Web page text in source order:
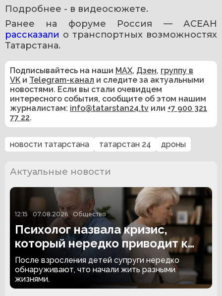
Подробнее - в видеосюжете.
рассказали о транспортных возможностях
Татарстана.
Подписывайтесь на наши MAX, Дзен, группу в
VK и Telegram-канал и следите за актуальными
новостями. Если вы стали очевидцем
интересного события, сообщите об этом нашим
журналистам: info@tatarstan24.tv или +7 900 321
77 22.
новости татарстана татарстан 24 дроны
Актуальные новости
12:15 07.08.2026 Общество
Психолог назвала кризис,
который нередко приводит к
разводу после 50
После взросления детей супруги нередко
обнаруживают, что начали жить разными
жизнями.